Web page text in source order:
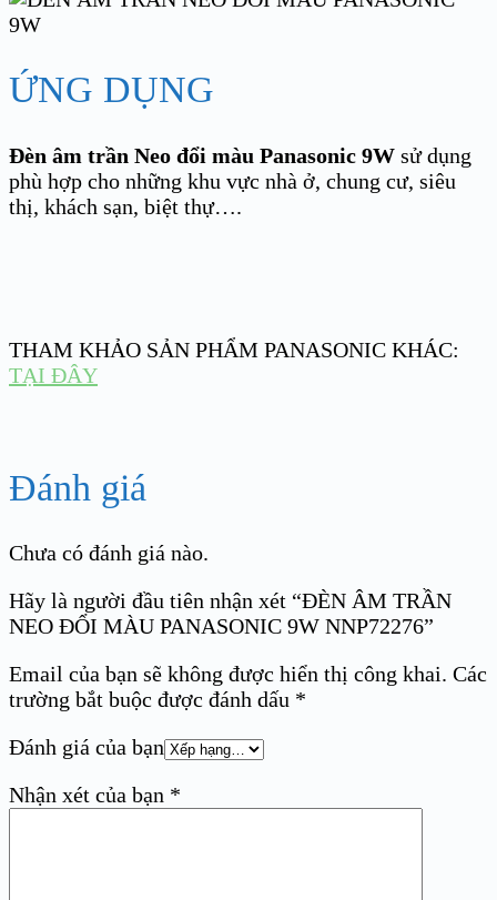
ỨNG DỤNG
Đèn âm trần Neo đổi màu Panasonic 9W sử dụng
phù hợp cho những khu vực nhà ở, chung cư, siêu
thị, khách sạn, biệt thự….
THAM KHẢO SẢN PHẨM PANASONIC KHÁC:
TẠI ĐÂY
Đánh giá
Chưa có đánh giá nào.
Hãy là người đầu tiên nhận xét “ĐÈN ÂM TRẦN
NEO ĐỔI MÀU PANASONIC 9W NNP72276”
Email của bạn sẽ không được hiển thị công khai. Các
trường bắt buộc được đánh dấu *
Đánh giá của bạn
Nhận xét của bạn *